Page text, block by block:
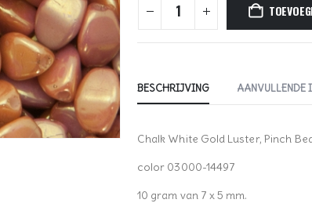
BESCHRIJVING AANVULLENDE
Chalk White Gold Luster, Pinch
color 03000-14497
10 gram van 7 x 5 mm.